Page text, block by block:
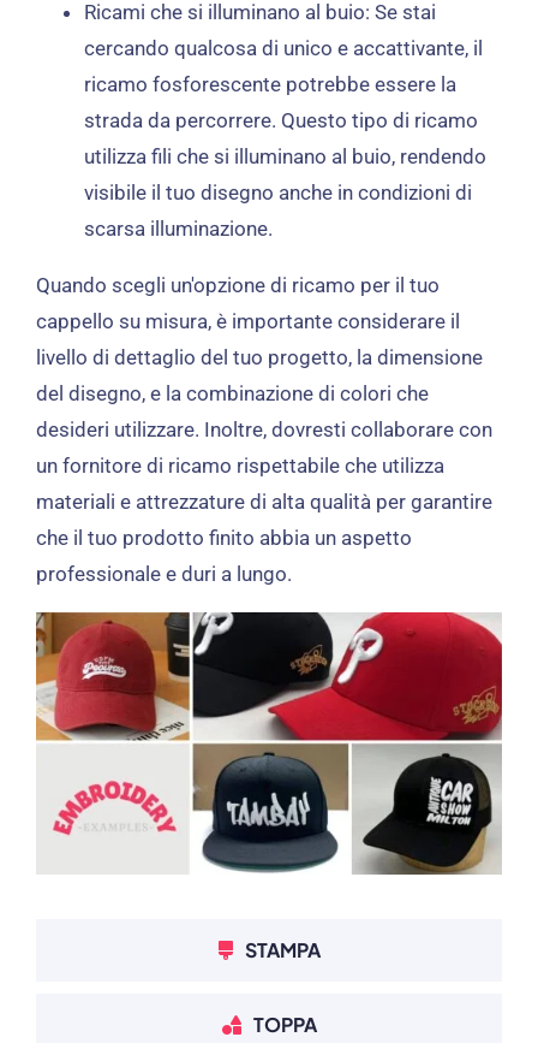
Ricami che si illuminano al buio: Se stai
cercando qualcosa di unico e accattivante, il
ricamo fosforescente potrebbe essere la
strada da percorrere. Questo tipo di ricamo
utilizza fili che si illuminano al buio, rendendo
visibile il tuo disegno anche in condizioni di
scarsa illuminazione.
Quando scegli un'opzione di ricamo per il tuo
cappello su misura, è importante considerare il
livello di dettaglio del tuo progetto, la dimensione
del disegno, e la combinazione di colori che
desideri utilizzare. Inoltre, dovresti collaborare con
un fornitore di ricamo rispettabile che utilizza
materiali e attrezzature di alta qualità per garantire
che il tuo prodotto finito abbia un aspetto
professionale e duri a lungo.
STAMPA
TOPPA